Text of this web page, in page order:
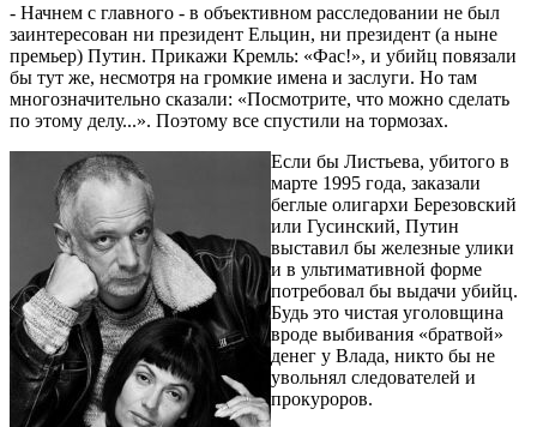
- Начнем с главного - в объективном расследовании не был
заинтересован ни президент Ельцин, ни президент (а ныне
премьер) Путин. Прикажи Кремль: «Фас!», и убийц повязали
бы тут же, несмотря на громкие имена и заслуги. Но там
многозначительно сказали: «Посмотрите, что можно сделать
по этому делу...». Поэтому все спустили на тормозах.
Если бы Листьева, убитого в
марте 1995 года, заказали
беглые олигархи Березовский
или Гусинский, Путин
выставил бы железные улики
и в ультимативной форме
потребовал бы выдачи убийц.
Будь это чистая уголовщина
вроде выбивания «братвой»
денег у Влада, никто бы не
увольнял следователей и
прокуроров.